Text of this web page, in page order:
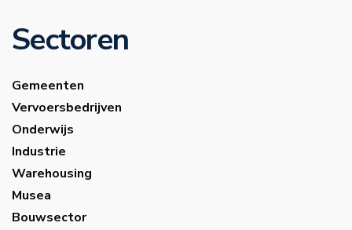
Sectoren
Gemeenten
Vervoersbedrijven
Onderwijs
Industrie
Warehousing
Musea
Bouwsector